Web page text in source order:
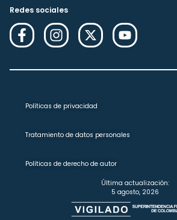
Redes sociales
Políticas de privacidad
Tratamiento de datos personales
Políticas de derecho de autor
Última actualización:
5 agosto, 2026